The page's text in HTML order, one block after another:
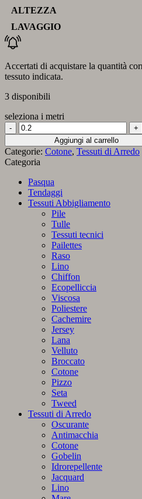
ALTEZZA
LAVAGGIO
Accertati di acquistare la quantità
tessuto indicata.
3 disponibili
seleziona i metri
Tessuto
misto
cotone
con
motivo
geometrico
a
zig
zag
quantità
Aggiungi al carrello
Categorie: Cotone, Tessuti di Arredo
Categoria
Pasqua
Tendaggi
Tessuti Abbigliamento
Pile
Tulle
Tessuti tecnici
Pailettes
Raso
Lino
Chiffon
Ecopelliccia
Viscosa
Poliestere
Cachemire
Jersey
Lana
Velluto
Broccato
Cotone
Pizzo
Seta
Tweed
Tessuti di Arredo
Oscurante
Antimacchia
Cotone
Gobelin
Idrorepellente
Jacquard
Lino